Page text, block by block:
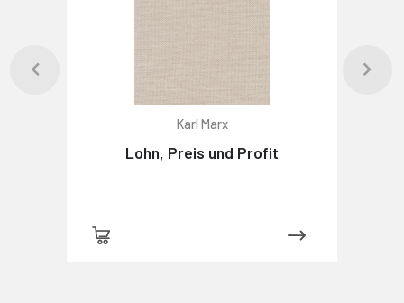
Karl Marx
Lohn, Preis und Profit